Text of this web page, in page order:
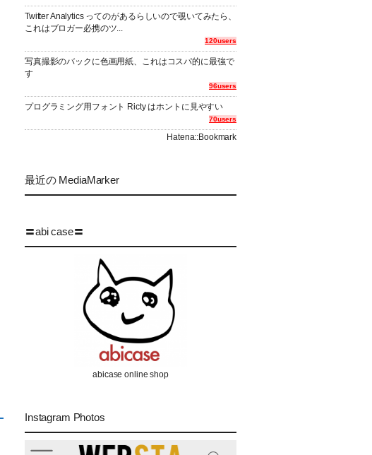
Twitter Analytics ってのがあるらしいので覗いてみたら、
これはブロガー必携のツ...
120users
写真撮影のバックに色画用紙、これはコスパ的に最強で
す
96users
プログラミング用フォント Ricty はホントに見やすい
70users
Hatena::Bookmark
最近の MediaMarker
〓abi case〓
abicase online shop
Instagram Photos